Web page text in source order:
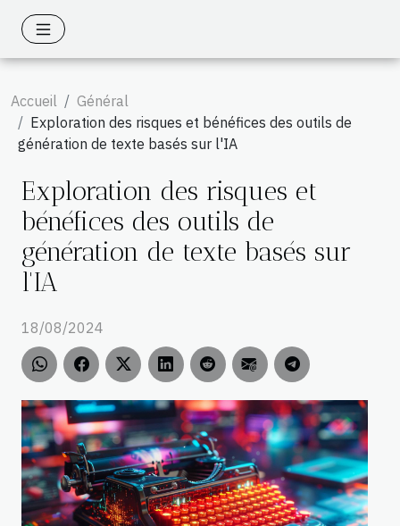
Accueil
Général
Exploration des risques et bénéfices des outils de
génération de texte basés sur l'IA
Exploration des risques et
bénéfices des outils de
génération de texte basés sur
l'IA
18/08/2024